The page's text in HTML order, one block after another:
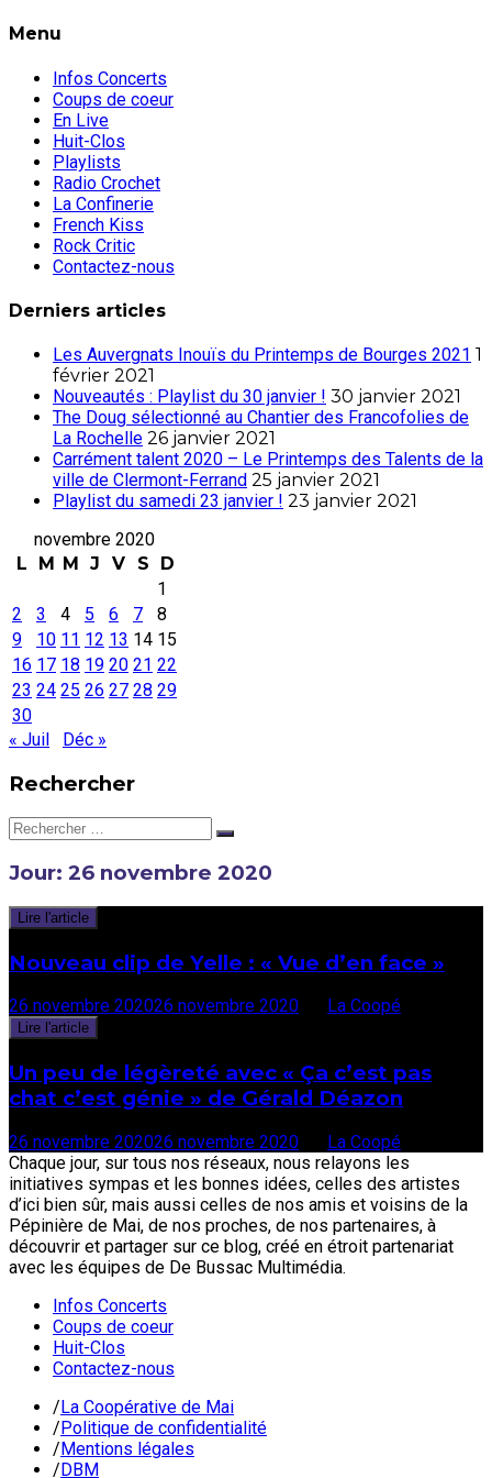
Menu
Infos Concerts
Coups de coeur
En Live
Huit-Clos
Playlists
Radio Crochet
La Confinerie
French Kiss
Rock Critic
Contactez-nous
Derniers articles
Les Auvergnats Inouïs du Printemps de Bourges 2021 1
février 2021
Nouveautés : Playlist du 30 janvier ! 30 janvier 2021
The Doug sélectionné au Chantier des Francofolies de
La Rochelle 26 janvier 2021
Carrément talent 2020 – Le Printemps des Talents de la
ville de Clermont-Ferrand 25 janvier 2021
Playlist du samedi 23 janvier ! 23 janvier 2021
novembre 2020
L
M M J V S
D
1
2
3 4 5 6 7
8
9
10 11 12 13 14 15
16 17 18 19 20 21 22
23 24 25 26 27 28 29
30
« Juil
Déc »
Rechercher
Rechercher:
Jour: 26 novembre 2020
Lire l'article
Nouveau clip de Yelle : « Vue d’en face »
26 novembre 202026 novembre 2020 La Coopé
Lire l'article
Un peu de légèreté avec « Ça c’est pas
chat c’est génie » de Gérald Déazon
26 novembre 202026 novembre 2020
La Coopé
Chaque jour, sur tous nos réseaux, nous relayons les
initiatives sympas et les bonnes idées, celles des artistes
d’ici bien sûr, mais aussi celles de nos amis et voisins de la
Pépinière de Mai, de nos proches, de nos partenaires, à
découvrir et partager sur ce blog, créé en étroit partenariat
avec les équipes de De Bussac Multimédia.
Infos Concerts
Coups de coeur
Huit-Clos
Contactez-nous
/La Coopérative de Mai
/Politique de confidentialité
/Mentions légales
/DBM